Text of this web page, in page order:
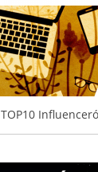
TOP10